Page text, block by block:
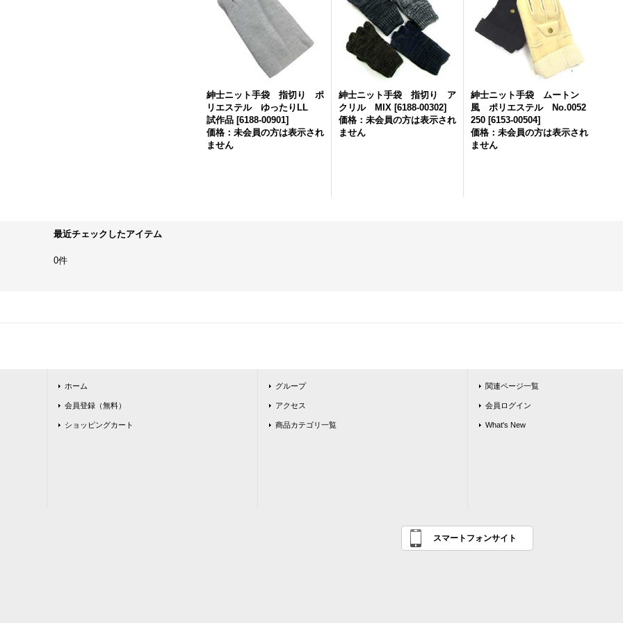
紳士ニット手袋 指切り ポ
リエステル ゆったりLL
試作品 [6188-00901]
価格：未会員の方は表示され
ません
紳士ニット手袋 指切り ア
クリル MIX [6188-00302]
価格：未会員の方は表示され
ません
紳士ニット手袋 ムートン
風 ポリエステル No.0052
250 [6153-00504]
価格：未会員の方は表示され
ません
最近チェックしたアイテム
0件
ホーム
会員登録（無料）
ショッピングカート
グループ
アクセス
商品カテゴリ一覧
関連ページ一覧
会員ログイン
What's New
スマートフォンサイト